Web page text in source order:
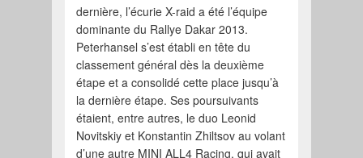
dernière, l’écurie X-raid a été l’équipe
dominante du Rallye Dakar 2013.
Peterhansel s’est établi en tête du
classement général dès la deuxième
étape et a consolidé cette place jusqu’à
la dernière étape. Ses poursuivants
étaient, entre autres, le duo Leonid
Novitskiy et Konstantin Zhiltsov au volant
d’une autre MINI ALL4 Racing, qui avait